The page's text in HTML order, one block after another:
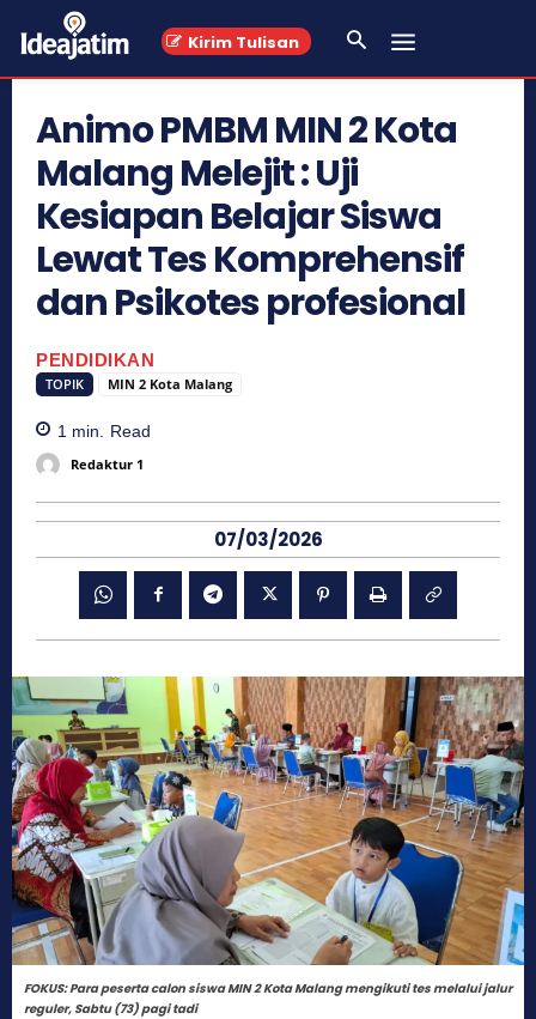
Kirim Tulisan
Animo PMBM MIN 2 Kota
Malang Melejit : Uji
Kesiapan Belajar Siswa
Lewat Tes Komprehensif
dan Psikotes profesional
PENDIDIKAN
TOPIK MIN 2 Kota Malang
1 min. Read
Redaktur 1
07/03/2026
FOKUS: Para peserta calon siswa MIN 2 Kota Malang mengikuti tes melalui jalur
reguler, Sabtu (73) pagi tadi